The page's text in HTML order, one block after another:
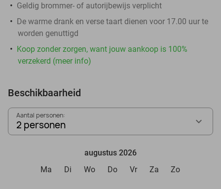
Geldig brommer- of autorijbewijs verplicht
De warme drank en verse taart dienen voor 17.00 uur te
worden genuttigd
Koop zonder zorgen, want jouw aankoop is 100%
verzekerd (meer info)
Beschikbaarheid
Aantal personen:
2 personen
augustus 2026
Ma
Di Wo Do Vr Za Zo